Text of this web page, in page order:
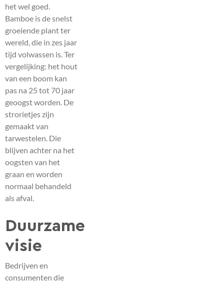
het wel goed.
Bamboe is de snelst
groeiende plant ter
wereld, die in zes jaar
tijd volwassen is. Ter
vergelijking: het hout
van een boom kan
pas na 25 tot 70 jaar
geoogst worden. De
strorietjes zijn
gemaakt van
tarwestelen. Die
blijven achter na het
oogsten van het
graan en worden
normaal behandeld
als afval.
Duurzame
visie
Bedrijven en
consumenten die